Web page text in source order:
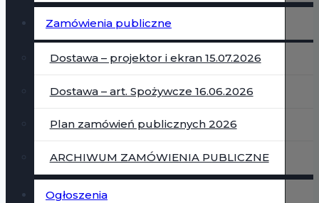
Zamówienia publiczne
Dostawa – projektor i ekran 15.07.2026
Dostawa – art. Spożywcze 16.06.2026
Plan zamówień publicznych 2026
ARCHIWUM ZAMÓWIENIA PUBLICZNE
Ogłoszenia